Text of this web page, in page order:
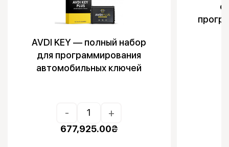
AVDI KEY — полный набор
для программирования
автомобильных ключей
- +
677,925.00₴